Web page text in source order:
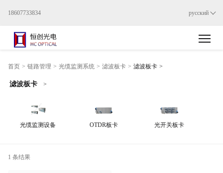
18607733834 русский
首页 > 链路管理 > 光缆监测系统 > 滤波板卡 > 滤波板卡 >
滤波板卡 >
光缆监测设备 OTDR板卡 光开关板卡
1 条结果